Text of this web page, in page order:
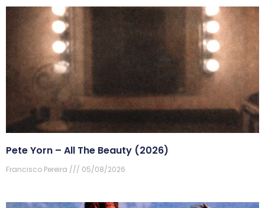
Pete Yorn – All The Beauty (2026)
Francisco Pereira 05/08/2026